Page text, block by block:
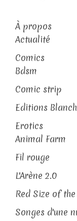
À propos
Actualité
Comics
Bdsm
Comic strip
Editions
Erotics
Animal Farm
Fil rouge
L'Arène 2.0
Red Size of
Songes d'une